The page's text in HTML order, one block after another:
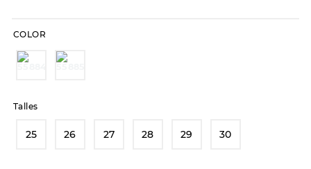
COLOR
Talles
25 26 27 28 29 30